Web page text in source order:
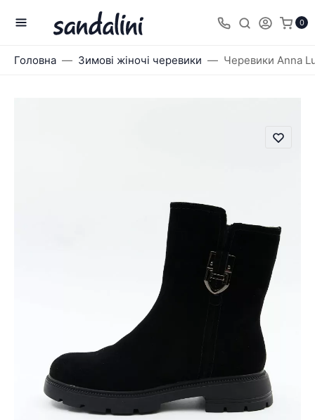
0
Головна Зимові жіночі черевики Черевики Anna